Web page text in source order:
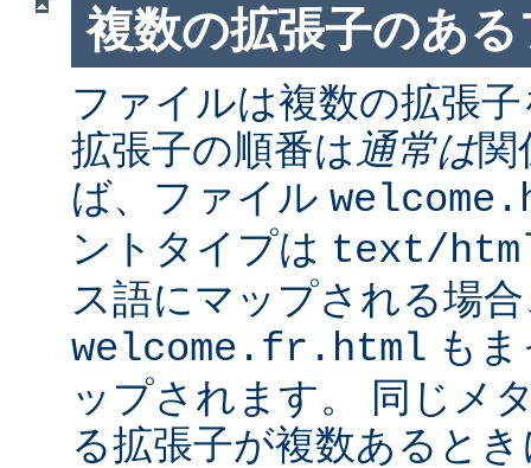
複数の拡張子のあ
ファイルは複数の拡張
拡張子の順番は 通常は関
ば、ファイル
ントタイプは text/
ス語にマップされる場
welcome.fr.html も
ップされます。 同じメ
る拡張子が複数あると